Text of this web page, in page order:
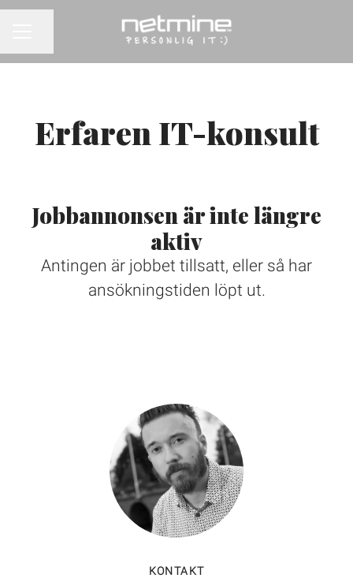
Erfaren IT-konsult
Jobbannonsen är inte längre
aktiv
Antingen är jobbet tillsatt, eller så har
ansökningstiden löpt ut.
KONTAKT